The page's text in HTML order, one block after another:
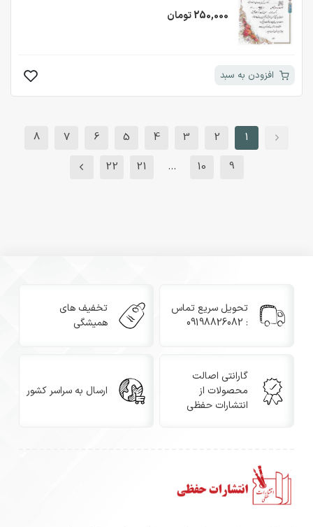
250,000 تومان
افزودن به سبد
1
2
3
4
5
6
7
8
9
10
...
21
22
تحویل سریع تماس
: 09198826082
تخفیف های
همیشگی
گارانتی اصالت
محصولات از
انتشارات حفظی
ارسال به سراسر کشور